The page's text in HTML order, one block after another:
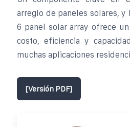
arreglo de paneles solares, y
6 panel solar array ofrece
costo, eficiencia y
muchas aplicaciones
[Versión PDF]